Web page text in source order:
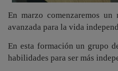
En marzo comenzaremos
avanzada para la vida
En esta formación un grupo
habilidades para ser más